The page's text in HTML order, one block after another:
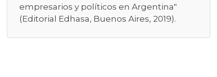
empresarios y políticos en Argentina"
(Editorial Edhasa, Buenos Aires, 2019).